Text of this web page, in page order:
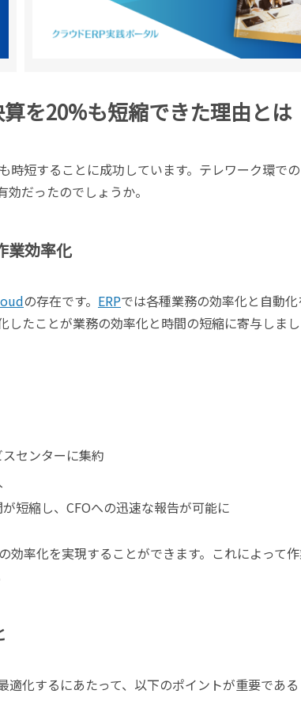
を20%も短縮できた理由とは
短することに成功しています。テレワーク環で
だったのでしょうか。
業効率化
の存在です。 ERPでは各種業務の効率化と自動
たことが業務の効率化と時間の短縮に寄与しまし
センターに集約
短縮し、CFOへの迅速な報告が可能に
効率化を実現することができます。これによって
化するにあたって、以下のポイントが重要であ